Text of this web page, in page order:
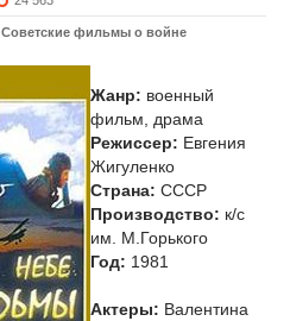
Советские фильмы о войне
Жанр: военный
фильм, драма
Режиссер: Евгения
Жигуленко
Страна: СССР
Производство: к/с
им. М.Горького
Год: 1981
Актеры: Валентина